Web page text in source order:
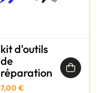
kit d'outils
de
réparation
7,00 €